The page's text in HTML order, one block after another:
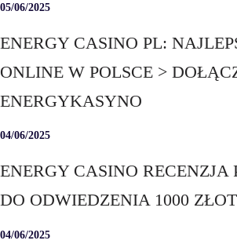
05/06/2025
ENERGY CASINO PL:
ONLINE W POLSCE >
ENERGYKASYNO
04/06/2025
ENERGY CASINO RECENZJA
DO ODWIEDZENIA 1000
04/06/2025